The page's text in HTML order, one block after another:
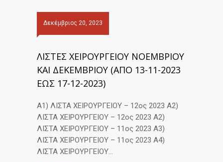
Δεκέμβριος 20, 2023
ΛΙΣΤΕΣ ΧΕΙΡΟΥΡΓΕΙΟΥ ΝΟΕΜΒΡΙΟΥ
ΚΑΙ ΔΕΚΕΜΒΡΙΟΥ (ΑΠΟ 13-11-2023
ΕΩΣ 17-12-2023)
A1) ΛΙΣΤΑ ΧΕΙΡΟΥΡΓΕΙΟΥ – 12ος 2023 Α2)
ΛΙΣΤΑ ΧΕΙΡΟΥΡΓΕΙΟΥ – 12ος 2023 Α2)
ΛΙΣΤΑ ΧΕΙΡΟΥΡΓΕΙΟΥ – 11ος 2023 Α3)
ΛΙΣΤΑ ΧΕΙΡΟΥΡΓΕΙΟΥ – 11ος 2023 Α4)
ΛΙΣΤΑ ΧΕΙΡΟΥΡΓΕΙΟΥ…